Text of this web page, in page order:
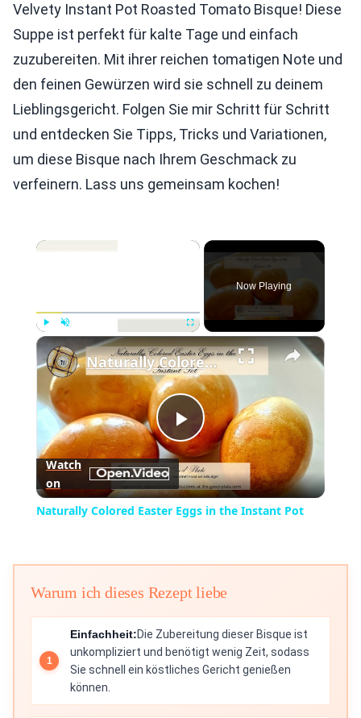
Velvety Instant Pot Roasted Tomato Bisque! Diese
Suppe ist perfekt für kalte Tage und einfach
zuzubereiten. Mit ihrer reichen tomatigen Note und
den feinen Gewürzen wird sie schnell zu deinem
Lieblingsgericht. Folgen Sie mir Schritt für Schritt
und entdecken Sie Tipps, Tricks und Variationen,
um diese Bisque nach Ihrem Geschmack zu
verfeinern. Lass uns gemeinsam kochen!
×
Now Playing
×
Play
Video
Naturally Colored Easter Eggs in the Instant Pot
Watch
on
Naturally Colored Easter Eggs in the Instant Pot
Warum ich dieses Rezept liebe
Einfachheit:Die Zubereitung dieser Bisque ist
unkompliziert und benötigt wenig Zeit, sodass
Sie schnell ein köstliches Gericht genießen
können.